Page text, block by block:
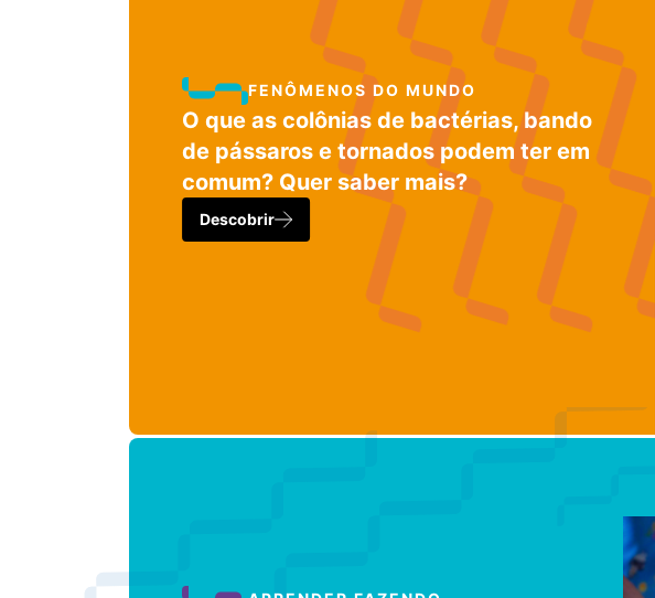
FENÔMENOS DO MUNDO
O que as colônias de bactérias, bando
de pássaros e tornados podem ter em
comum? Quer saber mais?
Descobrir